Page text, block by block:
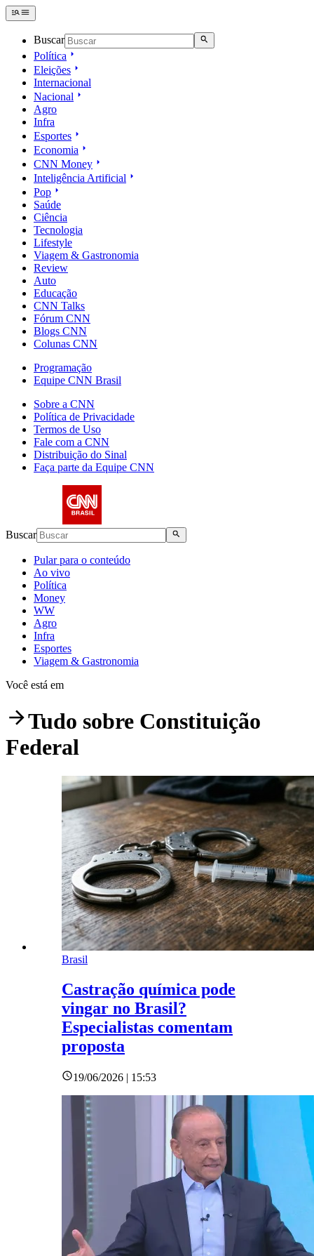
Buscar
Política
Eleições
Internacional
Nacional
Agro
Infra
Esportes
Economia
CNN Money
Inteligência Artificial
Pop
Saúde
Ciência
Tecnologia
Lifestyle
Viagem & Gastronomia
Review
Auto
Educação
CNN Talks
Fórum CNN
Blogs CNN
Colunas CNN
Programação
Equipe CNN Brasil
Sobre a CNN
Política de Privacidade
Termos de Uso
Fale com a CNN
Distribuição do Sinal
Faça parte da Equipe CNN
Buscar
Pular para o conteúdo
Ao vivo
Política
Money
WW
Agro
Infra
Esportes
Viagem & Gastronomia
Você está em
Tudo sobre Constituição
Federal
Brasil
Castração química pode
vingar no Brasil?
Especialistas comentam
proposta
19/06/2026 | 15:53